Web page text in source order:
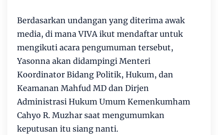
Berdasarkan undangan yang diterima awak
media, di mana VIVA ikut mendaftar untuk
mengikuti acara pengumuman tersebut,
Yasonna akan didampingi Menteri
Koordinator Bidang Politik, Hukum, dan
Keamanan Mahfud MD dan Dirjen
Administrasi Hukum Umum Kemenkumham
Cahyo R. Muzhar saat mengumumkan
keputusan itu siang nanti.